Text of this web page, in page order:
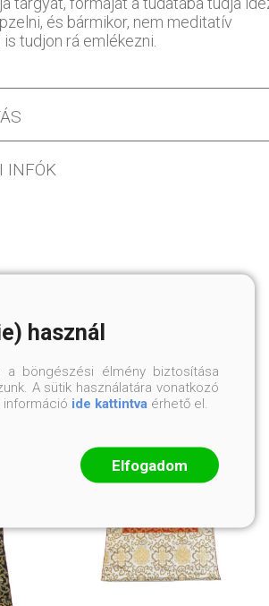
és bármikor, nem meditatív
tudjon rá emlékezni.
INFÓK
használ
a böngészési élmény biztosítása
A sütik használatára vonatkozó
információ ide kattintva érhető el.
Elfogadom